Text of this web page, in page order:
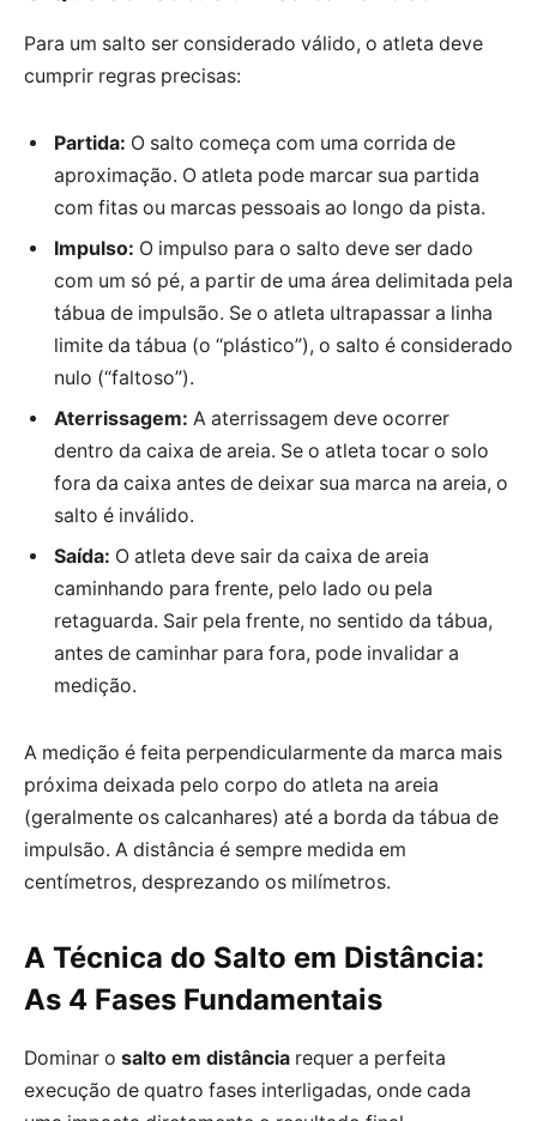
Para um salto ser considerado válido, o atleta deve
cumprir regras precisas:
Partida: O salto começa com uma corrida de
aproximação. O atleta pode marcar sua partida
com fitas ou marcas pessoais ao longo da pista.
Impulso: O impulso para o salto deve ser dado
com um só pé, a partir de uma área delimitada pela
tábua de impulsão. Se o atleta ultrapassar a linha
limite da tábua (o “plástico”), o salto é considerado
nulo (“faltoso”).
Aterrissagem: A aterrissagem deve ocorrer
dentro da caixa de areia. Se o atleta tocar o solo
fora da caixa antes de deixar sua marca na areia, o
salto é inválido.
Saída: O atleta deve sair da caixa de areia
caminhando para frente, pelo lado ou pela
retaguarda. Sair pela frente, no sentido da tábua,
antes de caminhar para fora, pode invalidar a
medição.
A medição é feita perpendicularmente da marca mais
próxima deixada pelo corpo do atleta na areia
(geralmente os calcanhares) até a borda da tábua de
impulsão. A distância é sempre medida em
centímetros, desprezando os milímetros.
A Técnica do Salto em Distância:
As 4 Fases Fundamentais
Dominar o salto em distância requer a perfeita
execução de quatro fases interligadas, onde cada